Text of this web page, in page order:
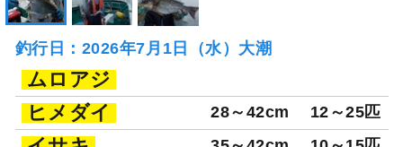
釣行日：2026年7月1日（水）大潮
ムロアジ
ヒメダイ
28～42cm 12～25匹